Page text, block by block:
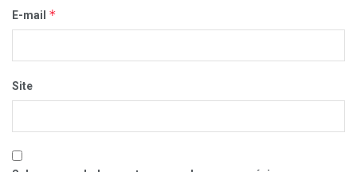
E-mail *
Site